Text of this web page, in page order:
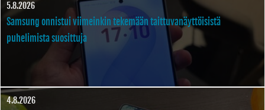
5.8.2026
Samsung onnistui viimeinkin tekemään taittuvanäyttöisistä
puhelimista suosittuja
4.8.2026